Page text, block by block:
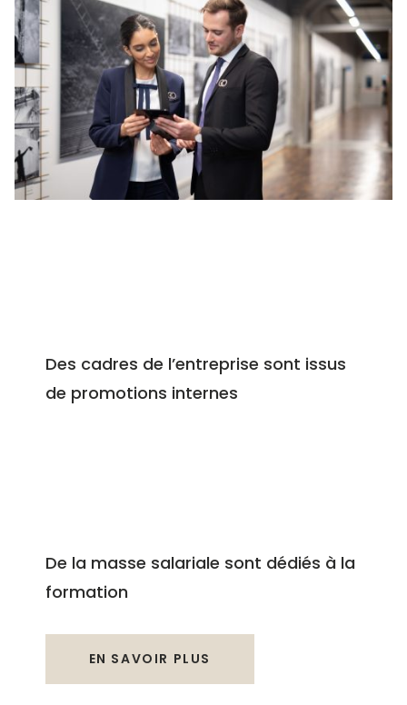
Des cadres de l’entreprise sont issus
de promotions internes
De la masse salariale sont dédiés à la
formation
EN SAVOIR PLUS